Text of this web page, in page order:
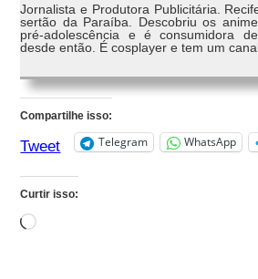
Jornalista e Produtora Publicitária.
sertão da Paraíba. Descobriu os
pré-adolescência e é consumidora
desde então. É cosplayer e tem um
Compartilhe isso:
Tweet Telegram WhatsApp
Curtir isso:
Carregando...